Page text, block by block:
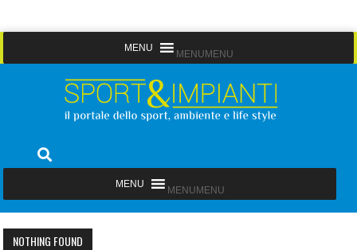
to
MENU MENU
Sport&Impianti
MENU MENU
NOTHING FOUND